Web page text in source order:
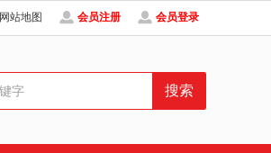
网站地图 会员注册 会员登录